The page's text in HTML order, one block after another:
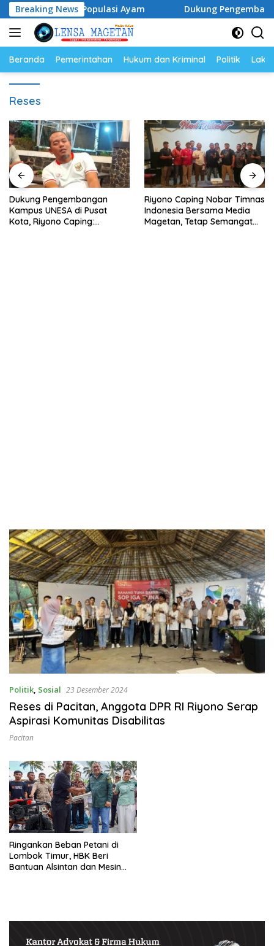
Langsung
ke
konten
Breaking News
dan Populasi Ayam Dukung Pengembangan
Beranda Pemerintahan Hukum dan Kriminal Politik
Reses
Dukung Pengembangan
Kampus UNESA di Pusat
Kota, Riyono Caping:
Riyono Caping Nobar Timnas
Indonesia Bersama Media
Magetan, Tetap Semangat
Politik, Sosial 23 Desember 2024
Reses di Pacitan, Anggota DPR RI Riyono Serap
Aspirasi Komunitas Disabilitas
Pacitan
Ringankan Beban Petani di
Lombok Timur, HBK Beri
Bantuan Alsintan dan Mesin